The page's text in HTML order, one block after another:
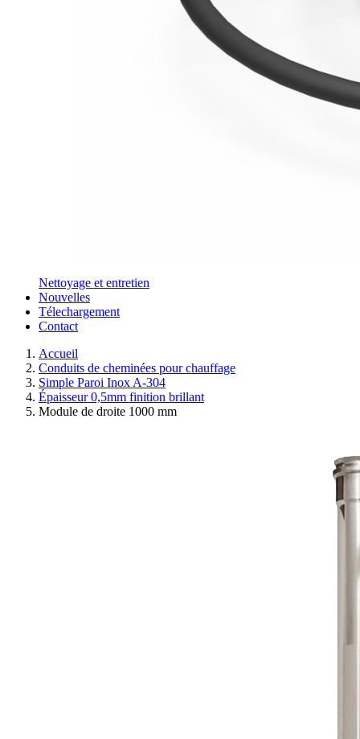
Nettoyage et entretien
Nouvelles
Télechargement
Contact
Accueil
Conduits de cheminées pour chauffage
Simple Paroi Inox A-304
Épaisseur 0,5mm finition brillant
Module de droite 1000 mm